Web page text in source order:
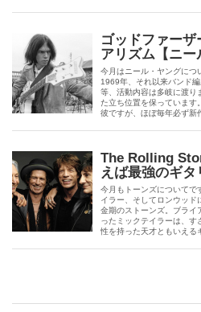
ゴッドファーザ
アリズム【ニー
今月はニール・ヤングにつ
1969年、それ以来バンド
等、活動内容は多岐に渡り
た立ち位置を保っています
彼ですが、ほぼ毎年必ず新
The Rolling
えば最強のギタ
今月もトーンズについてで
イラー、そしてロンウッド
金期のストーンズ。ブライ
ったミックテイラーは、す
性を持った天才ともいえる